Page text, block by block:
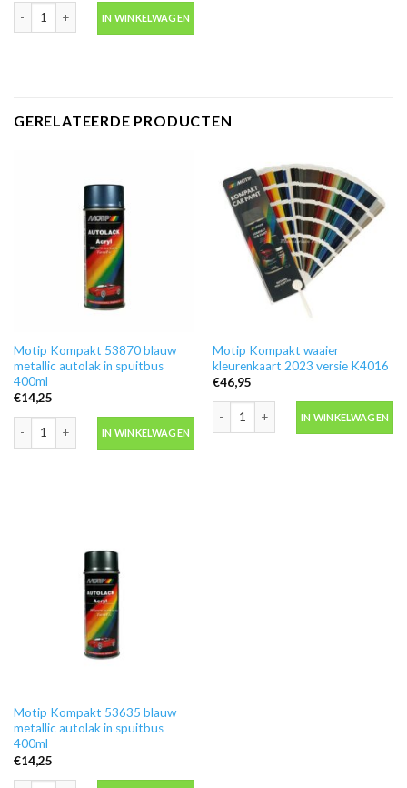
Motip 04054 primer grijs grondverf in spuitbus 500ml aantal
IN WINKELWAGEN
GERELATEERDE PRODUCTEN
Motip Kompakt 53870 blauw
metallic autolak in spuitbus
400ml
€14,25
Motip Kompakt 53870 blauw metallic autolak in spuitbus 400ml aantal
IN WINKELWAGEN
Motip Kompakt waaier
kleurenkaart 2023 versie K4016
€46,95
Motip Kompakt waaier kleurenkaart
IN WINKELWAGEN
Motip Kompakt 53635 blauw
metallic autolak in spuitbus
400ml
€14,25